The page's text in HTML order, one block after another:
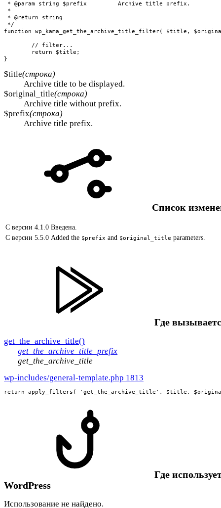
* @param string $prefix         Archive title prefix.
*
* @return string
*/
function wp_kama_get_the_archive_title_filter( $title,
}
$title(строка)
Archive title to be displayed.
$original_title(строка)
Archive title without prefix.
$prefix(строка)
Archive title prefix.
Список
С версии 4.1.0 Введена.
С версии 5.5.0 Added the $prefix and $original_title parameters.
Где
get_the_archive_title()
get_the_archive_title_prefix
get_the_archive_title
wp-includes/general-template.php 1813
return apply_filters( 'get_the_archive_title', $title,
Где
WordPress
Использование не найдено.